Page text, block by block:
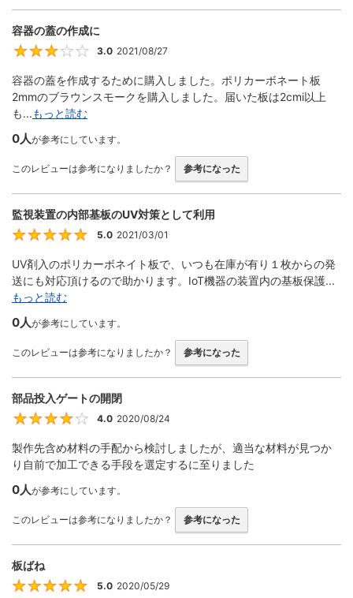
容器の蓋の作成に
3
3.0 2021/08/27
容器の蓋を作成するために購入しました。ポリカーボネート板
2mmのブラウンスモークを購入しました。届いた板は2cmi以上
も...もっと読む
0人が参考にしています。
このレビューは参考になりましたか？ 参考になった
監視装置の内部基板のUV対策として利用
5
5.0 2021/03/01
UV剤入のポリカーボネイト板で、いつも在庫が有り１枚からの発
送にも対応頂けるので助かります。IoT機器の装置内の基板保護...
もっと読む
0人が参考にしています。
このレビューは参考になりましたか？ 参考になった
部品投入ゲートの開閉
4
4.0 2020/08/24
製作先含め材料の手配から検討しましたが、適当な材料が見つか
り自前で加工できる手段を選定するに至りました
0人が参考にしています。
このレビューは参考になりましたか？ 参考になった
板ばね
5
5.0 2020/05/29